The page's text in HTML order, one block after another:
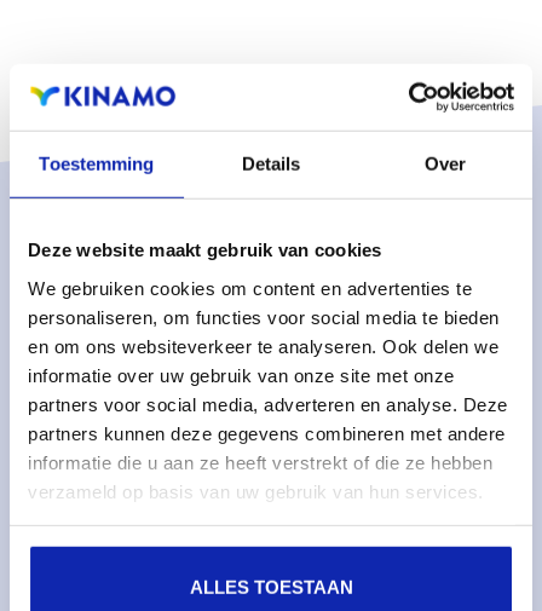
Toestemming Details Over
Deze website maakt gebruik van cookies
We gebruiken cookies om content en advertenties te
personaliseren, om functies voor social media te bieden
en om ons websiteverkeer te analyseren. Ook delen we
informatie over uw gebruik van onze site met onze
partners voor social media, adverteren en analyse. Deze
partners kunnen deze gegevens combineren met andere
informatie die u aan ze heeft verstrekt of die ze hebben
verzameld op basis van uw gebruik van hun services.
ALLES TOESTAAN
Dedicated servers
Monitoring & metrics
Cloud servers
Cloudopslag
Diensten
Domeinnamen